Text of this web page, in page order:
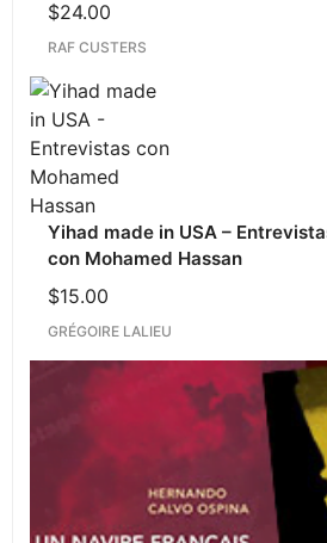
$24.00
RAF CUSTERS
Yihad made in USA –
con Mohamed Hassan
$15.00
GRÉGOIRE LALIEU